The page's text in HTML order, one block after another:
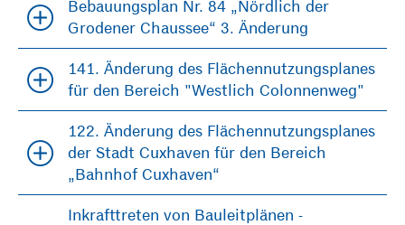
Bebauungsplan Nr. 84 „Nördlich der
Grodener Chaussee“ 3. Änderung
141. Änderung des Flächennutzungsplanes
für den Bereich "Westlich Colonnenweg"
122. Änderung des Flächennutzungsplanes
der Stadt Cuxhaven für den Bereich
„Bahnhof Cuxhaven“
Inkrafttreten von Bauleitplänen -